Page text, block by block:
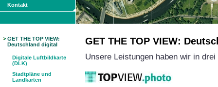
Kontakt
GET THE TOP VIEW:
Deutschland digital
Digitale Luftbildkarte
(DLK)
Stadtpläne und
Landkarten
GET THE TOP VIEW:
Unsere Leistungen haben wir in